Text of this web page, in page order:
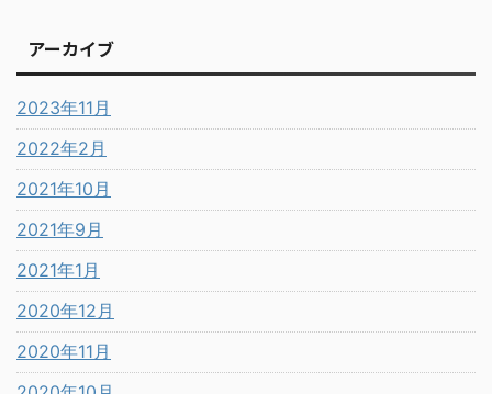
アーカイブ
2023年11月
2022年2月
2021年10月
2021年9月
2021年1月
2020年12月
2020年11月